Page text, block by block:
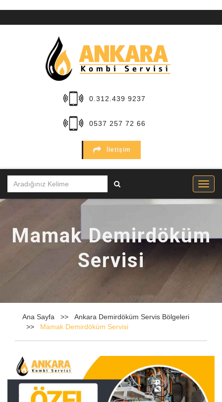
0.312.439 9237
0537 257 72 66
İletişim
KURUMSAL
Mamak Demirdöküm
Servisi
Ana Sayfa
Ankara Demirdöküm Servis Bölgeleri
Mamak Demirdöküm Servisi